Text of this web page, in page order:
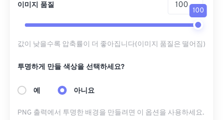
이미지 품질
100
값이 낮을수록 압축률이 더 좋아집니다(이미지 품질은 떨어짐)
투명하게 만들 색상을 선택하세요?
예 아니요
PNG 출력에서 ​​투명한 배경을 만들려면 이 옵션을 사용하세요.